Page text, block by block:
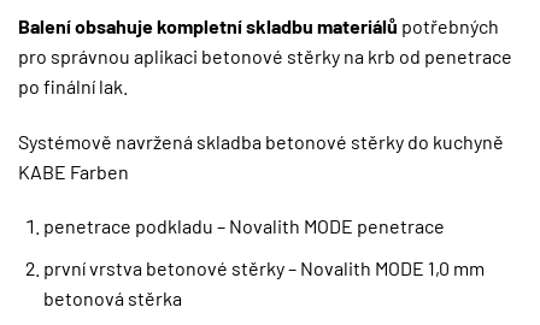
Balení obsahuje kompletní skladbu materiálů potřebných
pro správnou aplikaci betonové stěrky na krb od penetrace
po finální lak.
Systémově navržená skladba betonové stěrky do kuchyně
KABE Farben
penetrace podkladu – Novalith MODE penetrace
první vrstva betonové stěrky – Novalith MODE 1,0 mm
betonová stěrka